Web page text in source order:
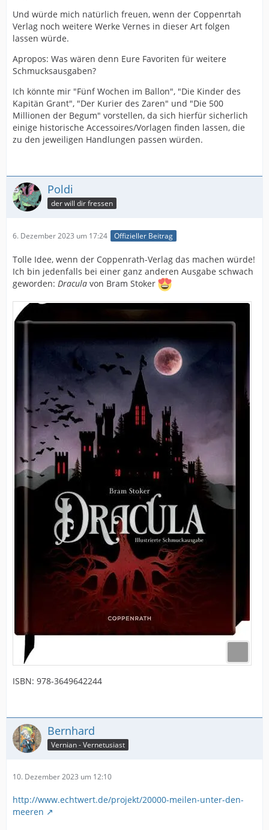
Und würde mich natürlich freuen, wenn der Coppenrtah
Verlag noch weitere Werke Vernes in dieser Art folgen
lassen würde.
Apropos: Was wären denn Eure Favoriten für weitere
Schmucksausgaben?
Ich könnte mir "Fünf Wochen im Ballon", "Die Kinder des
Kapitän Grant", "Der Kurier des Zaren" und "Die 500
Millionen der Begum" vorstellen, da sich hierfür sicherlich
einige historische Accessoires/Vorlagen finden lassen, die
zu den jeweiligen Handlungen passen würden.
Poldi
der will dir fressen
6. Dezember 2023 um 17:24 Offizieller Beitrag
Tolle Idee, wenn der Coppenrath-Verlag das machen würde!
Ich bin jedenfalls bei einer ganz anderen Ausgabe schwach
geworden: Dracula von Bram Stoker
ISBN: 978-3649642244
Bernhard
Vernian - Vernetusiast
10. Dezember 2023 um 12:10
http://www.echtwert.de/projekt/20000-meilen-unter-den-
meeren